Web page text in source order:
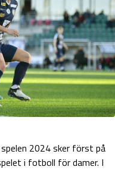
spelen 2024 sker först på
i fotboll för damer. I